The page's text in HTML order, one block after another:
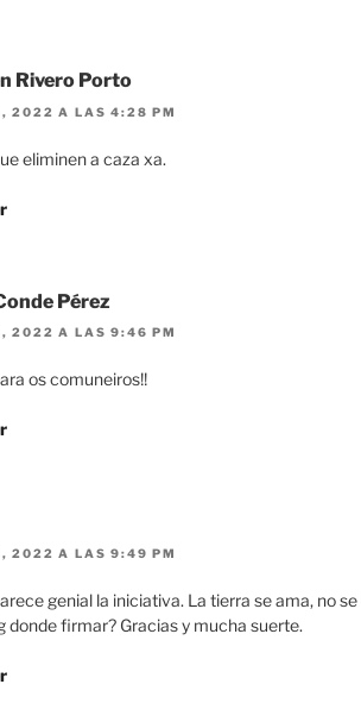
Rivero Porto
2022 A LAS 4:28 PM
eliminen a caza xa.
Pérez
2022 A LAS 9:46 PM
os comuneiros!!
2022 A LAS 9:49 PM
genial la iniciativa. La tierra se ama, no
donde firmar? Gracias y mucha suerte.